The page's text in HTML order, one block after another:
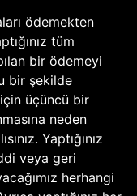
ödemekten
tüm
bir ödemeyi
bir şekilde
üçüncü bir
neden
Yaptığınız
veya geri
herhangi